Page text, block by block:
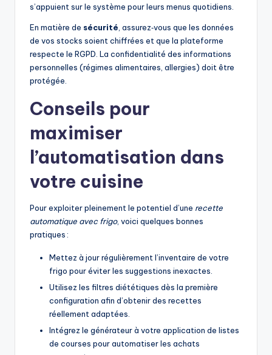
s’appuient sur le système pour leurs menus quotidiens.
En matière de sécurité , assurez‑vous que les données
de vos stocks soient chiffrées et que la plateforme
respecte le RGPD. La confidentialité des informations
personnelles (régimes alimentaires, allergies) doit être
protégée.
Conseils pour
maximiser
l’automatisation dans
votre cuisine
Pour exploiter pleinement le potentiel d’une recette
automatique avec frigo, voici quelques bonnes
pratiques :
Mettez à jour régulièrement l’inventaire de votre
frigo pour éviter les suggestions inexactes.
Utilisez les filtres diététiques dès la première
configuration afin d’obtenir des recettes
réellement adaptées.
Intégrez le générateur à votre application de listes
de courses pour automatiser les achats